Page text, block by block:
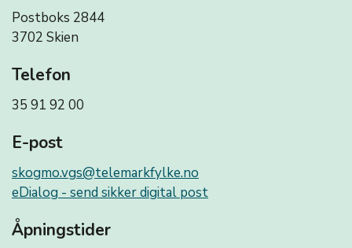
Postboks 2844
3702 Skien
Telefon
35 91 92 00
E-post
skogmo.vgs@telemarkfylke.no
eDialog - send sikker digital post
Åpningstider